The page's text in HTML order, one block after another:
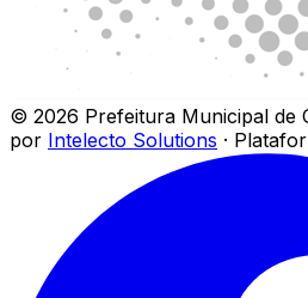
© 2026 Prefeitura Municipal de
por Intelecto Solutions ·